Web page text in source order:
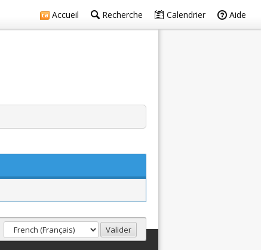
Accueil Recherche Calendrier Aide